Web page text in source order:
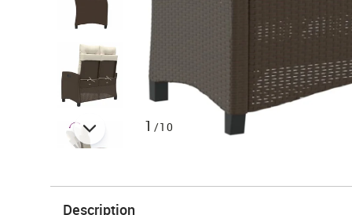
1 /10
Description